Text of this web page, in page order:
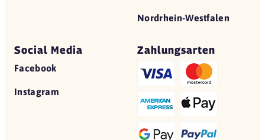
Nordrhein-Westfalen
Social Media
Facebook
Instagram
Zahlungsarten